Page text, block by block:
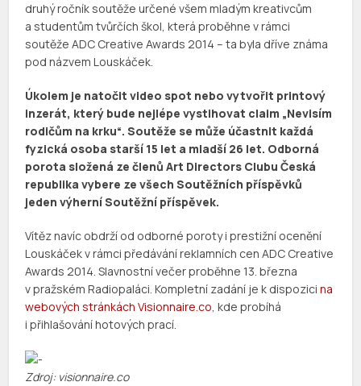
druhý ročník soutěže určené všem mladým kreativcům
a studentům tvůrčích škol, která proběhne v rámci
soutěže ADC Creative Awards 2014 – ta byla dříve známa
pod názvem Louskáček.
Úkolem je natočit video spot nebo vytvořit printový
inzerát, který bude nejlépe vystihovat claim „Nevisím
rodičům na krku“. Soutěže se může účastnit každá
fyzická osoba starší 15 let a mladší 26 let. Odborná
porota složená ze členů Art Directors Clubu Česká
republika vybere ze všech Soutěžních příspěvků
jeden výherní Soutěžní příspěvek.
Vítěz navíc obdrží od odborné poroty i prestižní ocenění
Louskáček v rámci předávání reklamních cen ADC Creative
Awards 2014. Slavnostní večer proběhne 13. března
v pražském Radiopaláci. Kompletní zadání je k dispozicina
webových stránkách Visionnaire.co, kde probíhá
i přihlašování hotových prací.
Zdroj: visionnaire.co